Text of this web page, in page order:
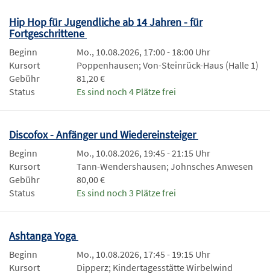
Hip Hop für Jugendliche ab 14 Jahren - für
Fortgeschrittene
Beginn
Mo., 10.08.2026, 17:00 - 18:00 Uhr
Kursort
Poppenhausen; Von-Steinrück-Haus (Halle 1)
Gebühr
81,20 €
Status
Es sind noch 4 Plätze frei
Discofox - Anfänger und Wiedereinsteiger
Beginn
Mo., 10.08.2026, 19:45 - 21:15 Uhr
Kursort
Tann-Wendershausen; Johnsches Anwesen
Gebühr
80,00 €
Status
Es sind noch 3 Plätze frei
Ashtanga Yoga
Beginn
Mo., 10.08.2026, 17:45 - 19:15 Uhr
Kursort
Dipperz; Kindertagesstätte Wirbelwind